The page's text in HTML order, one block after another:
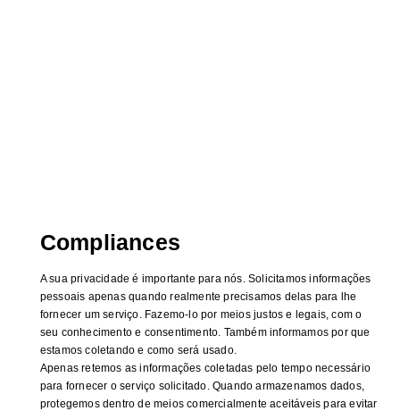
Compliances
A sua privacidade é importante para nós. Solicitamos informações
pessoais apenas quando realmente precisamos delas para lhe
fornecer um serviço. Fazemo-lo por meios justos e legais, com o
seu conhecimento e consentimento. Também informamos por que
estamos coletando e como será usado.
Apenas retemos as informações coletadas pelo tempo necessário
para fornecer o serviço solicitado. Quando armazenamos dados,
protegemos dentro de meios comercialmente aceitáveis ​​para evitar